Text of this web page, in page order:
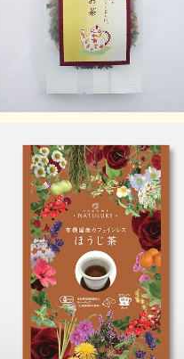
有機国産カフェインレスほうじ茶
¥670